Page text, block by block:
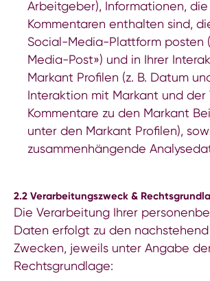
Arbeitgeber), Informationen,
Kommentaren enthalten sind,
Social-Media-Plattform posten
Media-Post») und in Ihrer
Markant Profilen (z. B. Datum
Interaktion mit Markant und der
Kommentare zu den Markant
unter den Markant Profilen),
zusammenhängende
2.2 Verarbeitungszweck &
Die Verarbeitung Ihrer
Daten erfolgt zu den
Zwecken, jeweils unter Angabe
Rechtsgrundlage: